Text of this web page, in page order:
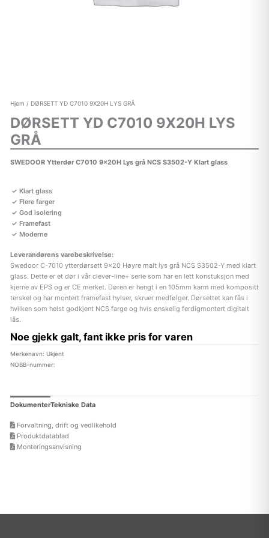
Hjem / DØRSETT YD C7010 9X20H LYS GRÅ
DØRSETT YD C7010 9X20H LYS
GRÅ
SWEDOOR Ytterdør C7010 9x20H Lys grå NCS S3502-Y Klart glass
Klart glass
Flere farger
God isolering
Framefast
Moderne
Leverandørens varebeskrivelse:
Swedoor C-7010 ytterdørsett 9×20 Høyre malt lys grå NCS S3502-Y med klart
glass. Dette er et dør i vår clever-line+ serie som har en lett konstuksjon med
kjerne av EPS og er CE merket. Døren er hengt i en 105mm karm med kompositt
terskel og har montert framefast hylser, skruer medfølger. Dørsettet kan fås i
hvilken som helst godkjent NCS farge og hvis ønskelig ferdigmontert digitalt
lås.
Noe gjekk galt, fant ikke pris for varen
Merkenavn: Ukjent
NOBB-nummer:
DokumenterTekniske Data
Forvaltning, drift og vedlikehold
Produktdatablad
Monteringsanvisning